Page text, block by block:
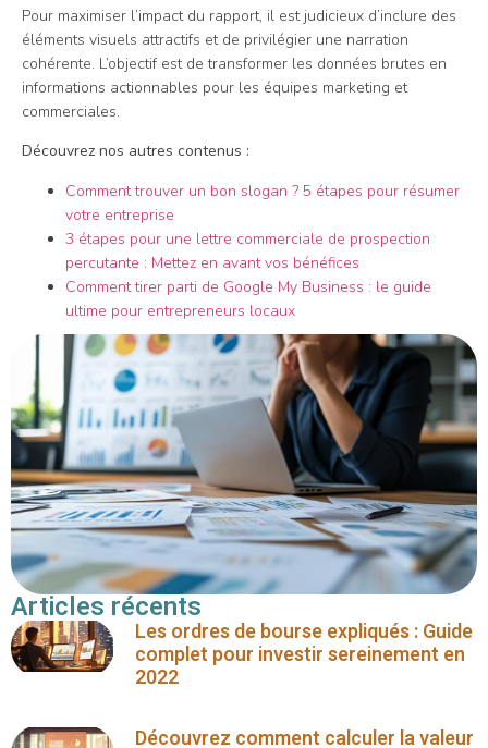
Pour maximiser l’impact du rapport, il est judicieux d’inclure des
éléments visuels attractifs et de privilégier une narration
cohérente. L’objectif est de transformer les données brutes en
informations actionnables pour les équipes marketing et
commerciales.
Découvrez nos autres contenus :
Comment trouver un bon slogan ? 5 étapes pour résumer
votre entreprise
3 étapes pour une lettre commerciale de prospection
percutante : Mettez en avant vos bénéfices
Comment tirer parti de Google My Business : le guide
ultime pour entrepreneurs locaux
Articles récents
Les ordres de bourse expliqués : Guide
complet pour investir sereinement en
2022
Découvrez comment calculer la valeur